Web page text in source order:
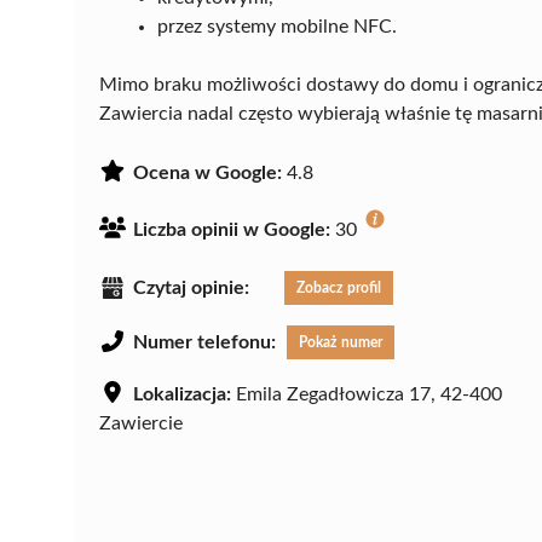
przez systemy mobilne NFC.
Mimo braku możliwości dostawy do domu i
Zawiercia nadal często wybierają właśnie tę
Ocena w Google: 4.8
Liczba opinii w Google: 30
Czytaj opinie: Zobacz profil
Numer telefonu: Pokaż numer
Lokalizacja: Emila Zegadłowicza 17, 42-400
Zawiercie